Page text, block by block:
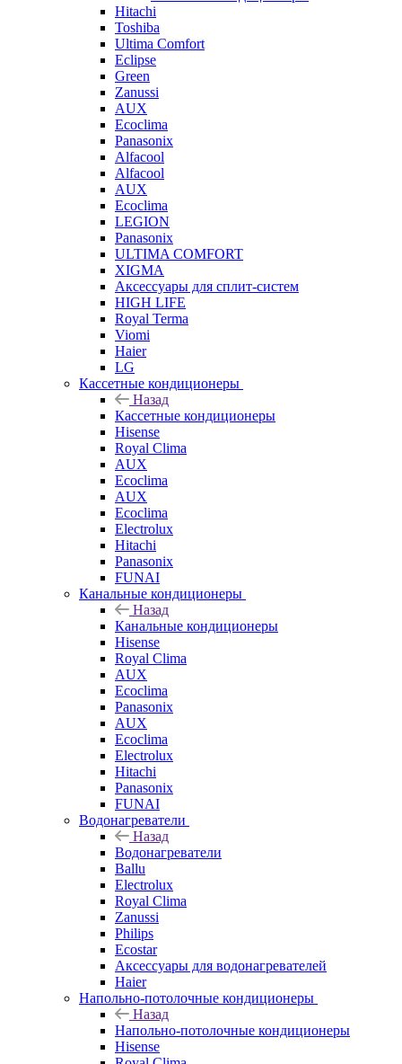
Hitachi
Toshiba
Ultima Comfort
Eclipse
Green
Zanussi
AUX
Ecoclima
Panasonix
Alfacool
Alfacool
AUX
Ecoclima
LEGION
Panasonix
ULTIMA COMFORT
XIGMA
Аксессуары для сплит-систем
HIGH LIFE
Royal Terma
Viomi
Haier
LG
Кассетные кондиционеры
Назад
Кассетные кондиционеры
Hisense
Royal Clima
AUX
Ecoclima
AUX
Ecoclima
Electrolux
Hitachi
Panasonix
FUNAI
Канальные кондиционеры
Назад
Канальные кондиционеры
Hisense
Royal Clima
AUX
Ecoclima
Panasonix
AUX
Ecoclima
Electrolux
Hitachi
Panasonix
FUNAI
Водонагреватели
Назад
Водонагреватели
Ballu
Electrolux
Royal Clima
Zanussi
Philips
Ecostar
Аксессуары для водонагревателей
Haier
Напольно-потолочные кондиционеры
Назад
Напольно-потолочные кондиционеры
Hisense